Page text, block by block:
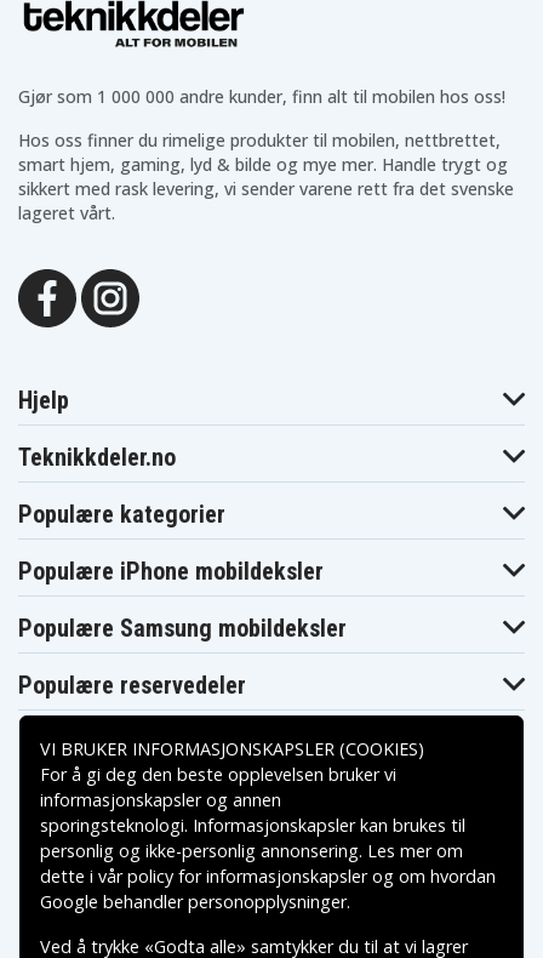
Gjør som 1 000 000 andre kunder, finn alt til mobilen hos oss!
Hos oss finner du rimelige produkter til mobilen, nettbrettet,
smart hjem, gaming, lyd & bilde og mye mer. Handle trygt og
sikkert med rask levering, vi sender varene rett fra det svenske
lageret vårt.
Hjelp
Teknikkdeler.no
Populære kategorier
Populære iPhone mobildeksler
Populære Samsung mobildeksler
Populære reservedeler
Betalingsalternativer
Leveringsalternativer
VI BRUKER INFORMASJONSKAPSLER (COOKIES)
For å gi deg den beste opplevelsen bruker vi
informasjonskapsler og annen
sporingsteknologi. Informasjonskapsler kan brukes til
personlig og ikke-personlig annonsering. Les mer om
dette i vårpolicy for informasjonskapslerog om hvordan
Google behandler personopplysninger.
Ved å trykke «Godta alle» samtykker du til at vi lagrer